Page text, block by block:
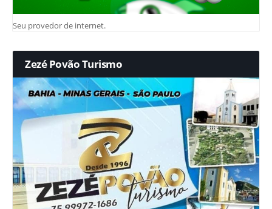
Seu provedor de internet.
Zezé Povão Turismo